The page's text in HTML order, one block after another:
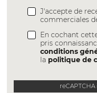
J'accepte de
commerciales
En cochant
pris
conditions
la politique de
reCAPTCHA